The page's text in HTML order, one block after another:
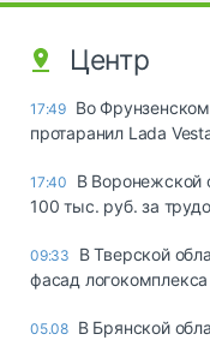
Центр
17:49 Во
протаранил Lada
17:40
В Воронежской
100 тыс. руб. за
09:33
В Тверской
фасад
05.08 В Брянской